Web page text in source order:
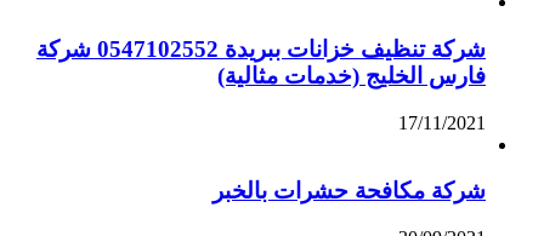
شركة تنظيف خزانات ببريدة 0547102552 شركة
فارس الخليج (خدمات مثالية)
17/11/2021
شركة مكافحة حشرات بالخبر